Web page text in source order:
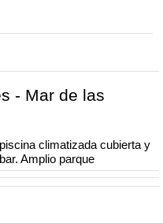
- Mar de las
climatizada cubierta y
Amplio parque